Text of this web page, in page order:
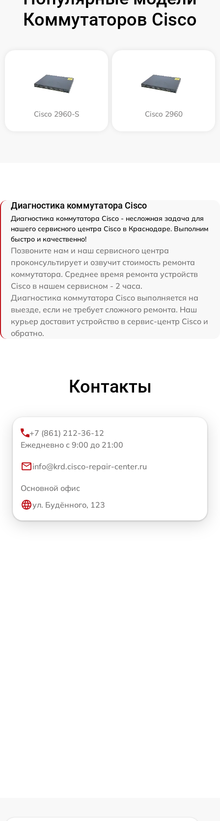
Коммутаторов Cisco
Cisco 2960-S Cisco 2960
Диагностика коммутатора Cisco
Диагностика коммутатора Cisco - несложная задача для
нашего сервисного центра Cisco в Краснодаре. Выполним
быстро и качественно!
Позвоните нам и наш сервисного центра
проконсультирует и озвучит стоимость ремонта
коммутатора. Среднее время ремонта устройств
Cisco в нашем сервисном - 2 часа.
Диагностика коммутатора Cisco выполняется на
выезде, если не требует сложного ремонта. Наш
курьер доставит устройство в сервис-центр Cisco и
обратно.
Контакты
+7 (861) 212-36-12
Ежедневно с 9:00 до 21:00
info@krd.cisco-repair-center.ru
Основной офис
ул. Будённого, 123